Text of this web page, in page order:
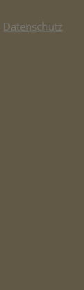
Datenschutz